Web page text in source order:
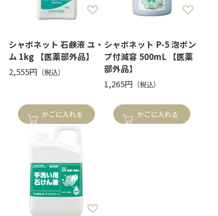
シャボネット 石鹸液 ユ・
ム 1kg 【医薬部外品】
2,555円
かごに入れる
シャボネット P-5 泡ポン
プ付減容 500mL 【医薬
部外品】
1,265円
かごに入れる